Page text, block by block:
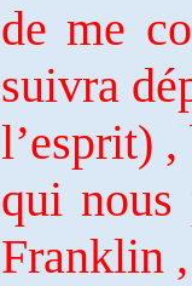
de me
suivra
l’esprit)
qui
Franklin